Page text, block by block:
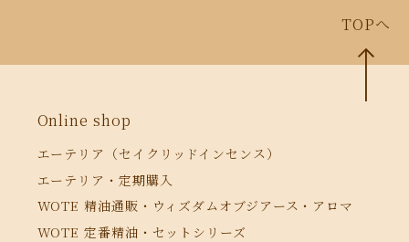
Online shop
エーテリア（セイクリッドインセンス）
エーテリア・定期購入
WOTE 精油通販・ウィズダムオブジアース・アロマ
WOTE 定番精油・セットシリーズ
TOPへ